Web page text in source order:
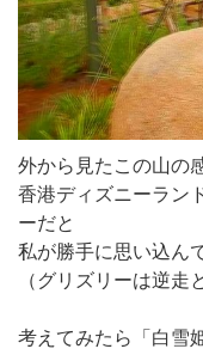
外から見たこの山の
香港ディズニーラン
ーだと
私が勝手に思い込ん
（グリズリーは逆走
考えてみたら「白雪